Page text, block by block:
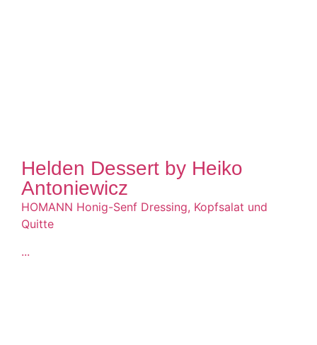
Helden Dessert by Heiko
Antoniewicz
HOMANN Honig-Senf Dressing, Kopfsalat und
Quitte
...